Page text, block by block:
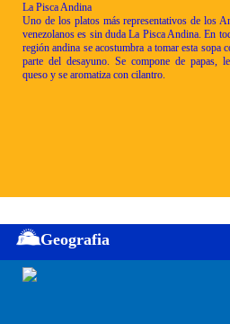
La Pisca Andina
Uno de los platos más representativos de los
venezolanos es sin duda La Pisca Andina. En
región andina se acostumbra a tomar esta sopa
parte del desayuno. Se compone de papas,
queso y se aromatiza con cilantro.
Geografia